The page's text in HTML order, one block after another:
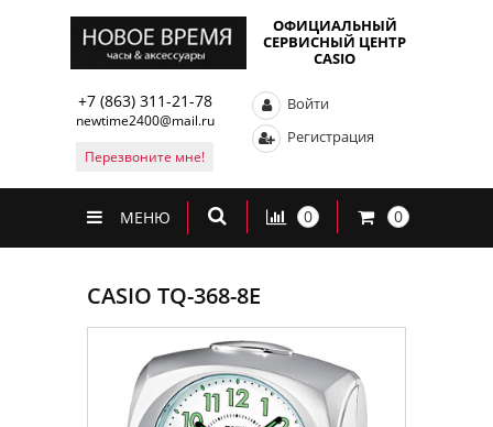
ОФИЦИАЛЬНЫЙ
СЕРВИСНЫЙ ЦЕНТР
CASIO
+7 (863) 311-21-78
newtime2400@mail.ru
Перезвоните мне!
Войти
Регистрация
МЕНЮ 0 0
CASIO TQ-368-8E